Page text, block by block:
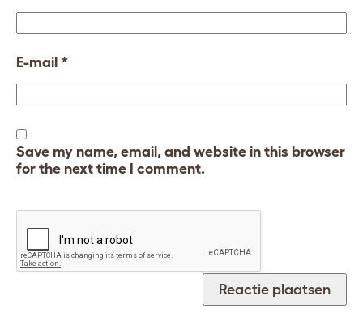
E-mail *
Save my name, email, and website in this browser
for the next time I comment.